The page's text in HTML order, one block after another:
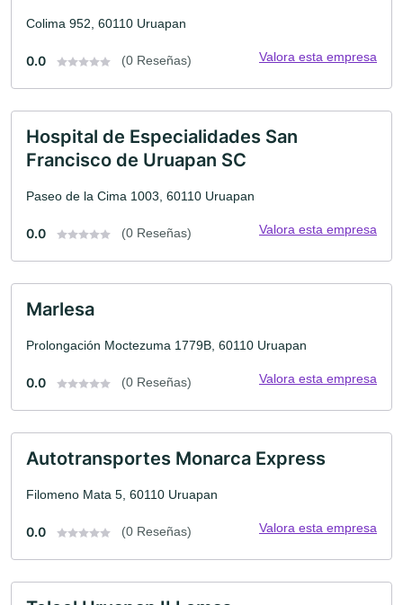
Colima 952, 60110 Uruapan
0.0 (0 Reseñas) Valora esta empresa
Hospital de Especialidades San
Francisco de Uruapan SC
Paseo de la Cima 1003, 60110 Uruapan
0.0 (0 Reseñas) Valora esta empresa
Marlesa
Prolongación Moctezuma 1779B, 60110 Uruapan
0.0 (0 Reseñas) Valora esta empresa
Autotransportes Monarca Express
Filomeno Mata 5, 60110 Uruapan
0.0 (0 Reseñas) Valora esta empresa